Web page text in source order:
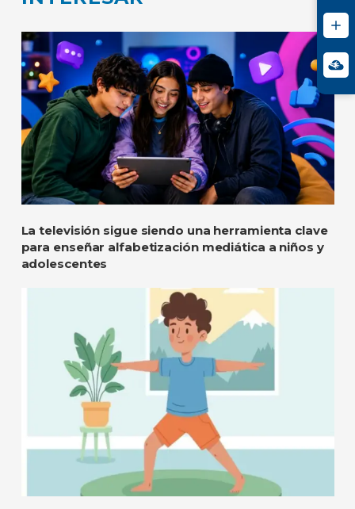
La televisión sigue siendo una herramienta clave
para enseñar alfabetización mediática a niños y
adolescentes